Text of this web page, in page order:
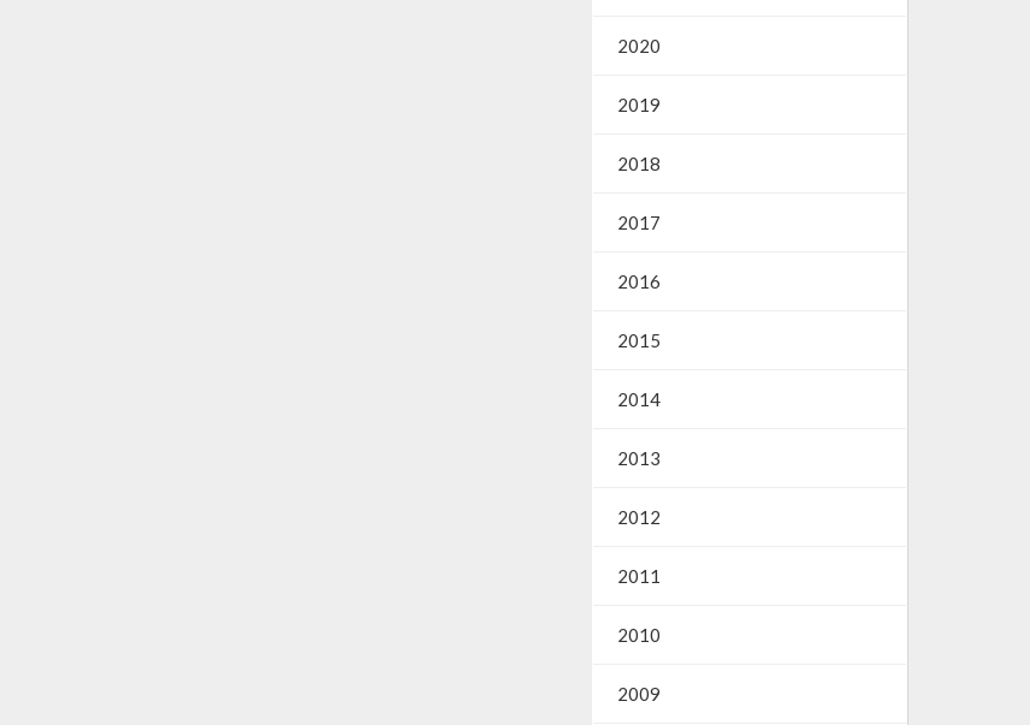
2020
2019
2018
2017
2016
2015
2014
2013
2012
2011
2010
2009